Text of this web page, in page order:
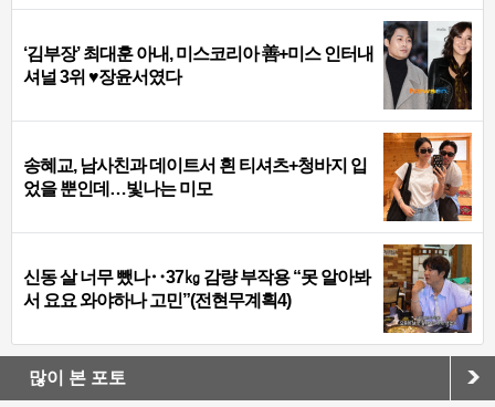
‘김부장’ 최대훈 아내, 미스코리아 善+미스 인터내
셔널 3위 ♥장윤서였다
송혜교, 남사친과 데이트서 흰 티셔츠+청바지 입
었을 뿐인데…빛나는 미모
신동 살 너무 뺐나‥37㎏ 감량 부작용 “못 알아봐
서 요요 와야하나 고민”(전현무계획4)
많이 본 포토